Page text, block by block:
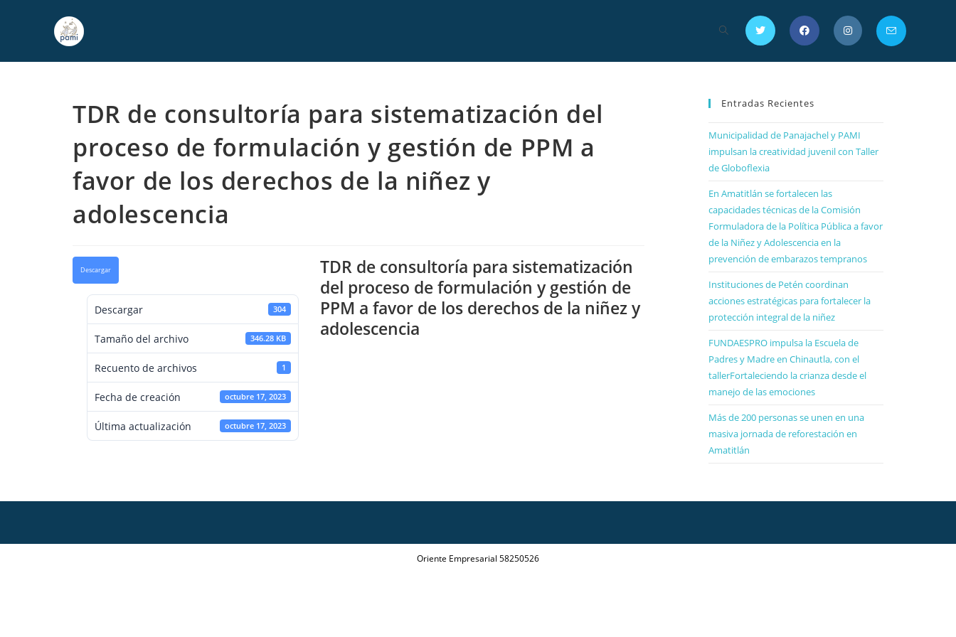
TDR de consultoría para sistematización del
proceso de formulación y gestión de PPM a
favor de los derechos de la niñez y
adolescencia
Descargar
Descargar 304
Tamaño del archivo 346.28 KB
Recuento de archivos 1
Fecha de creación octubre 17, 2023
Última actualización octubre 17, 2023
TDR de consultoría para sistematización
del proceso de formulación y gestión de
PPM a favor de los derechos de la niñez y
adolescencia
Entradas Recientes
Municipalidad de Panajachel y PAMI
impulsan la creatividad juvenil con Taller
de Globoflexia
En Amatitlán se fortalecen las
capacidades técnicas de la Comisión
Formuladora de la Política Pública a favor
de la Niñez y Adolescencia en la
prevención de embarazos tempranos
Instituciones de Petén coordinan
acciones estratégicas para fortalecer la
protección integral de la niñez
FUNDAESPRO impulsa la Escuela de
Padres y Madre en Chinautla, con el
tallerFortaleciendo la crianza desde el
manejo de las emociones
Más de 200 personas se unen en una
masiva jornada de reforestación en
Amatitlán
Oriente Empresarial 58250526